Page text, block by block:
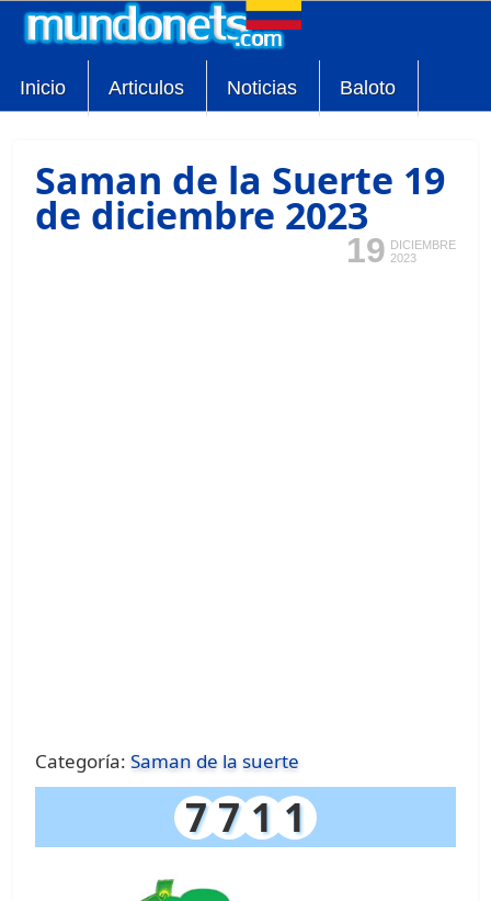
Inicio Articulos Noticias Baloto
Saman de la Suerte 19
de diciembre 2023
19 DICIEMBRE
2023
Categoría:Saman de la suerte
7 7 1 1